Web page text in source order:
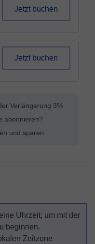
Jetzt buchen
Jetzt buchen
Verlängerung 3%
abonnieren?
und sparen.
Uhrzeit, um mit der
beginnen.
Zeitzone